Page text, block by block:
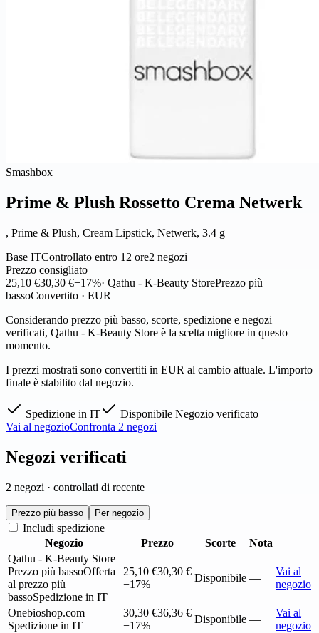
Smashbox
Prime & Plush Rossetto Crema Netwerk
, Prime & Plush, Cream Lipstick, Netwerk, 3.4 g
Base ITControllato entro 12 ore2 negozi
Prezzo consigliato
25,10 €30,30 €−17%· Qathu - K-Beauty StorePrezzo più
bassoConvertito · EUR
Considerando prezzo più basso, scorte, spedizione e negozi
verificati, Qathu - K-Beauty Store è la scelta migliore in questo
momento.
I prezzi mostrati sono convertiti in EUR al cambio attuale. L'importo
finale è stabilito dal negozio.
Spedizione in IT Disponibile Negozio verificato
Vai al negozioConfronta 2 negozi
Negozi verificati
2 negozi · controllati di recente
Prezzo più basso Per negozio
Includi spedizione
Negozio
Prezzo Scorte
Nota
Qathu - K-Beauty Store
Prezzo più bassoOfferta
al prezzo più
bassoSpedizione in IT
25,10 €30,30 €
−17%
Disponibile —
Vai al
negozio
Onebioshop.com
Spedizione in IT
30,30 €36,36 €
−17%
Disponibile —
Vai al
negozio